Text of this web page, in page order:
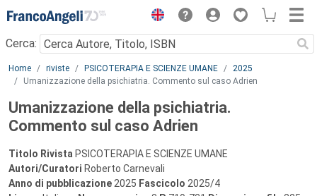
Menu
Cerca:
Main content
Home riviste PSICOTERAPIA E SCIENZE UMANE
2025
Umanizzazione della psichiatria. Commento sul caso Adrien
Umanizzazione della psichiatria.
Commento sul caso Adrien
Titolo Rivista PSICOTERAPIA E SCIENZE UMANE
Autori/Curatori Roberto Carnevali
Anno di pubblicazione 2025 Fascicolo 2025/4